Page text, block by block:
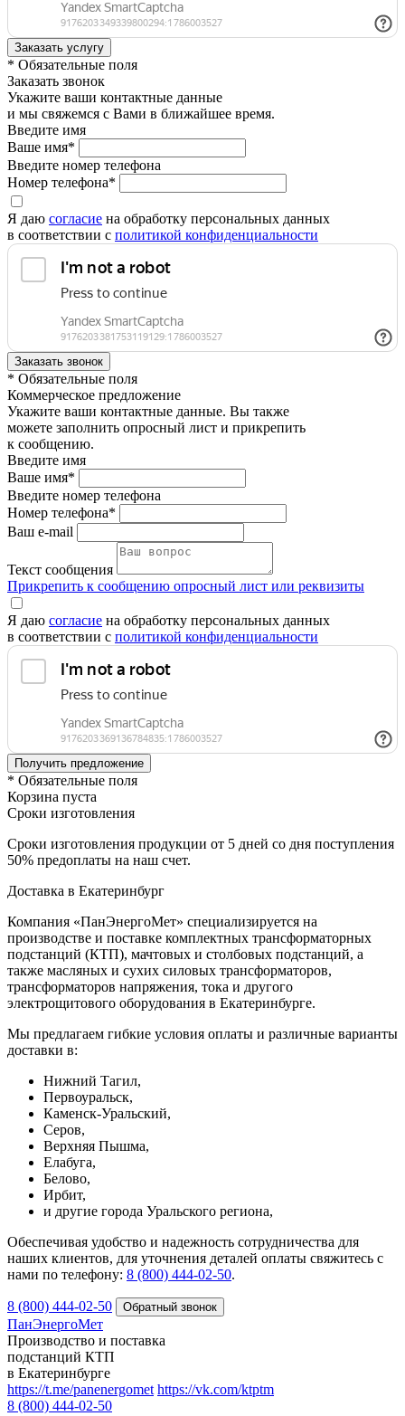
* Обязательные поля
Заказать звонок
Укажите ваши контактные данные
и мы свяжемся с Вами в ближайшее время.
Введите имя
Ваше имя*
Введите номер телефона
Номер телефона*
Я даю согласие на обработку персональных данных
в соответствии с политикой конфиденциальности
* Обязательные поля
Коммерческое предложение
Укажите ваши контактные данные. Вы также
можете заполнить опросный лист и прикрепить
к сообщению.
Введите имя
Ваше имя*
Введите номер телефона
Номер телефона*
Ваш e-mail
Текст сообщения
Прикрепить к сообщению опросный лист или реквизиты
Я даю согласие на обработку персональных данных
в соответствии с политикой конфиденциальности
* Обязательные поля
Корзина пуста
Сроки изготовления
Сроки изготовления продукции от 5 дней со дня поступления
50% предоплаты на наш счет.
Доставка в Екатеринбург
Компания «ПанЭнергоМет» специализируется на
производстве и поставке комплектных трансформаторных
подстанций (КТП), мачтовых и столбовых подстанций, а
также масляных и сухих силовых трансформаторов,
трансформаторов напряжения, тока и другого
электрощитового оборудования в Екатеринбурге.
Мы предлагаем гибкие условия оплаты и различные варианты
доставки в:
Нижний Тагил,
Первоуральск,
Каменск-Уральский,
Серов,
Верхняя Пышма,
Елабуга,
Белово,
Ирбит,
и другие города Уральского региона,
Обеспечивая удобство и надежность сотрудничества для
наших клиентов, для уточнения деталей оплаты свяжитесь с
нами по телефону: 8 (800) 444-02-50.
8 (800) 444-02-50
ПанЭнергоМет
Производство и поставка
подстанций КТП
в Екатеринбурге
https://t.me/panenergomet https://vk.com/ktptm
8 (800) 444-02-50